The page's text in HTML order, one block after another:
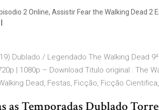
2 Online, Assistir Fear the Walking Dead 2
Dublado / Legendado The Walking Dead
| 1080p – Download Titulo original : The
Dead, Festas, Ficção, Ficção
as Temporadas Dublado